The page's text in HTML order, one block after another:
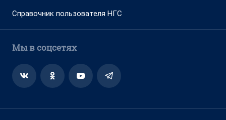
Справочник пользователя НГС
Мы в соцсетях